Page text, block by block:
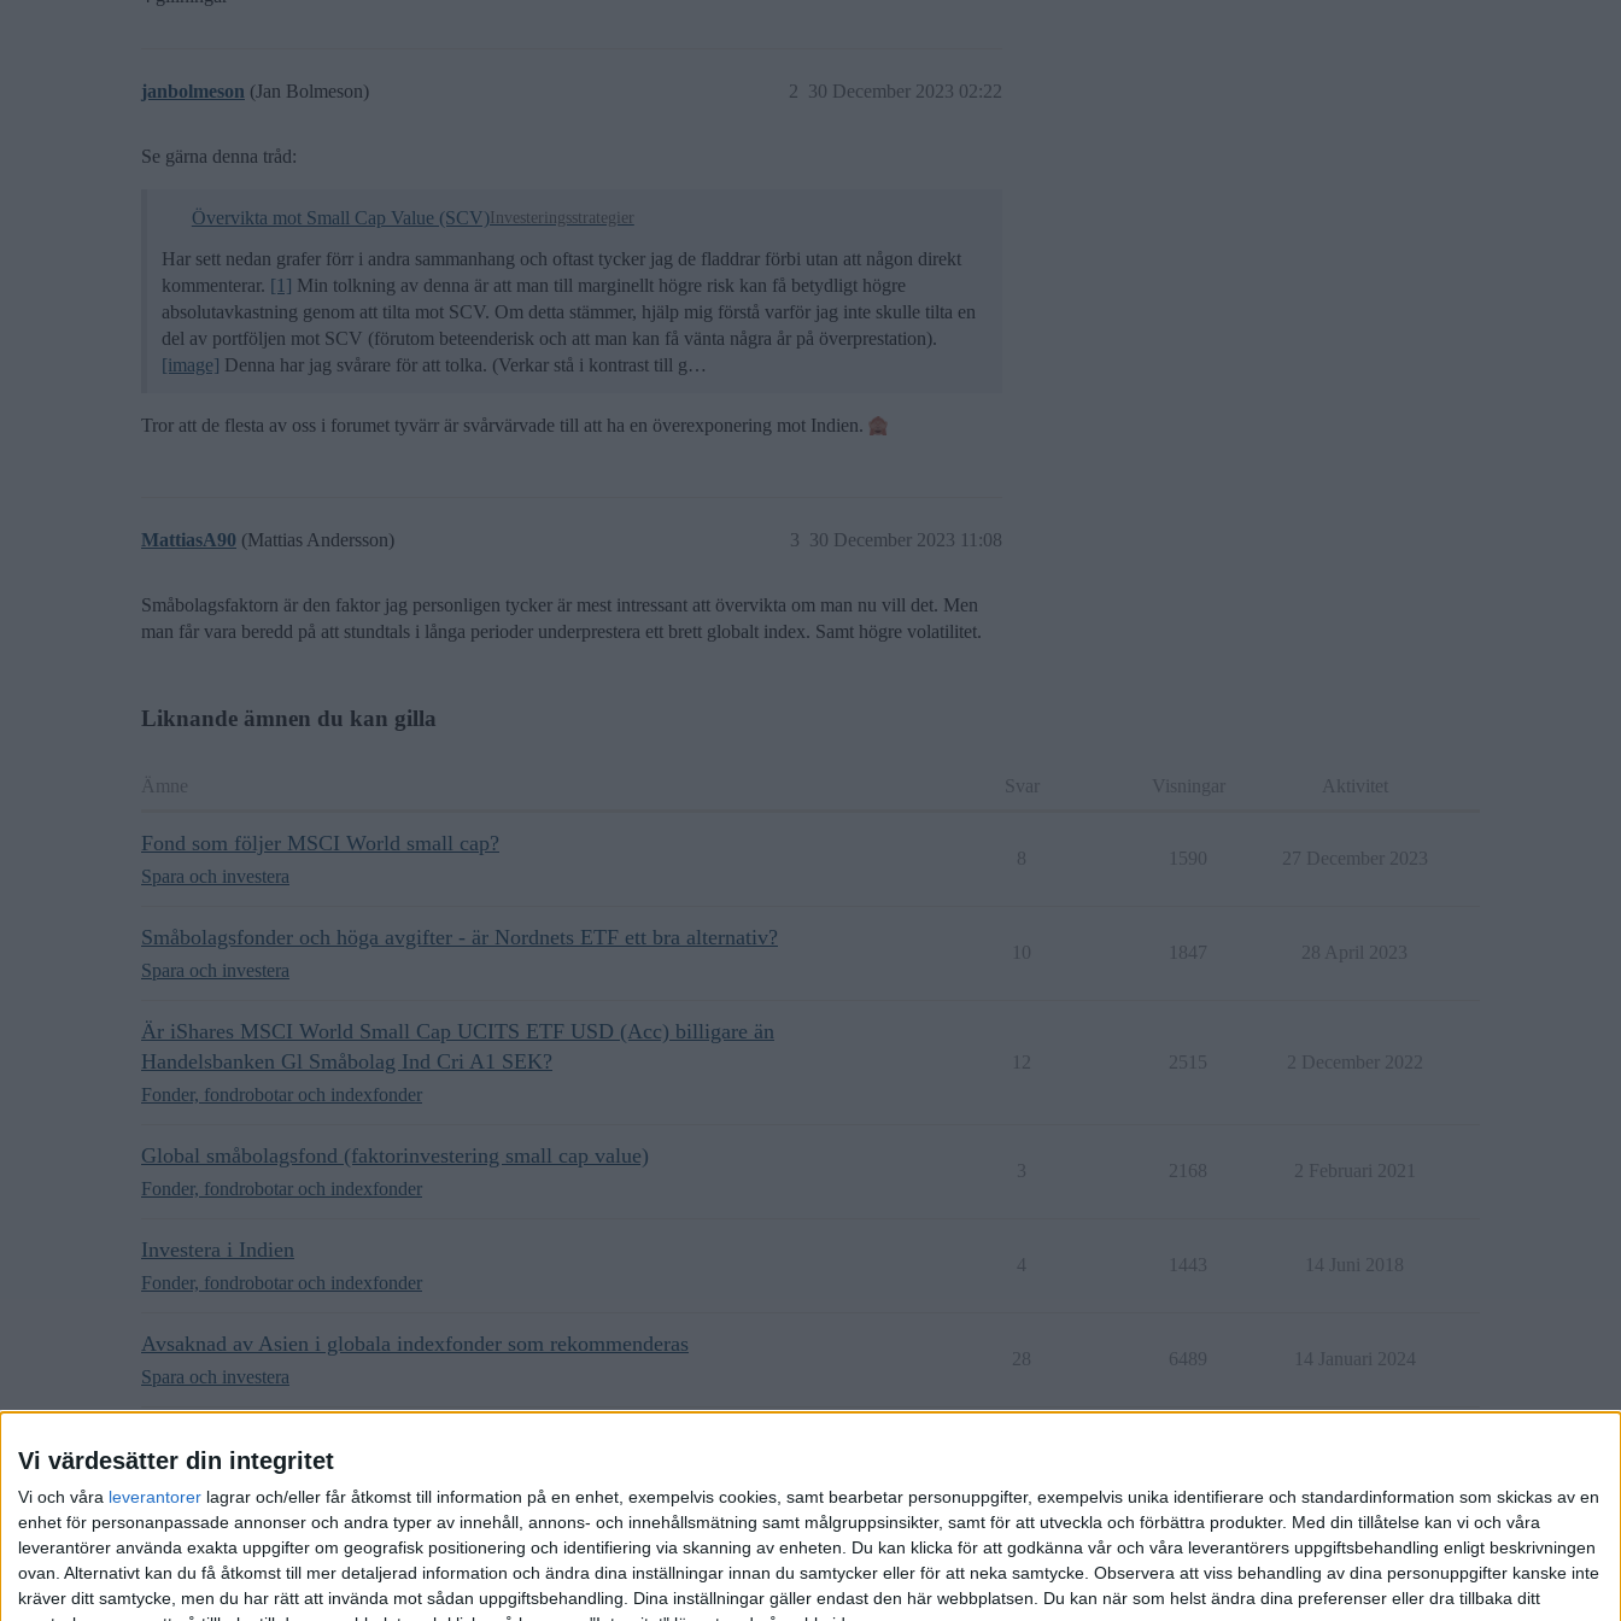
Vi värdesätter din integritet
Vi och våra leverantorer lagrar och/eller får åtkomst till information på en enhet, exempelvis cookies, samt bearbetar personuppgifter, exempelvis unika identifierare och standardinformation som skickas av en
enhet för personanpassade annonser och andra typer av innehåll, annons- och innehållsmätning samt målgruppsinsikter, samt för att utveckla och förbättra produkter. Med din tillåtelse kan vi och våra
leverantörer använda exakta uppgifter om geografisk positionering och identifiering via skanning av enheten. Du kan klicka för att godkänna vår och våra leverantörers uppgiftsbehandling enligt beskrivningen
ovan. Alternativt kan du få åtkomst till mer detaljerad information och ändra dina inställningar innan du samtycker eller för att neka samtycke. Observera att viss behandling av dina personuppgifter kanske inte
kräver ditt samtycke, men du har rätt att invända mot sådan uppgiftsbehandling. Dina inställningar gäller endast den här webbplatsen. Du kan när som helst ändra dina preferenser eller dra tillbaka ditt
janbolmeson (Jan Bolmeson) 30 December 2023 02:22
2
Se gärna denna tråd:
Övervikta mot Small Cap Value (SCV)Investeringsstrategier
Har sett nedan grafer förr i andra sammanhang och oftast tycker jag de fladdrar förbi utan att någon direkt
kommenterar. [1] Min tolkning av denna är att man till marginellt högre risk kan få betydligt högre
absolutavkastning genom att tilta mot SCV. Om detta stämmer, hjälp mig förstå varför jag inte skulle tilta en
del av portföljen mot SCV (förutom beteenderisk och att man kan få vänta några år på överprestation).
[image] Denna har jag svårare för att tolka. (Verkar stå i kontrast till g…
Tror att de flesta av oss i forumet tyvärr är svårvärvade till att ha en överexponering mot Indien.
MattiasA90 (Mattias Andersson) 30 December 2023 11:08
3
Småbolagsfaktorn är den faktor jag personligen tycker är mest intressant att övervikta om man nu vill det. Men
man får vara beredd på att stundtals i långa perioder underprestera ett brett globalt index. Samt högre volatilitet.
Liknande ämnen du kan gilla
Ämne Svar Visningar Aktivitet
Fond som följer MSCI World small cap?
Spara och investera
8 1590 27 December 2023
Småbolagsfonder och höga avgifter - är Nordnets ETF ett bra alternativ?
Spara och investera
10 1847 28 April 2023
Är iShares MSCI World Small Cap UCITS ETF USD (Acc) billigare än
Handelsbanken Gl Småbolag Ind Cri A1 SEK?
Fonder, fondrobotar och indexfonder
2515 2 December 2022
Global småbolagsfond (faktorinvestering small cap value)
Fonder, fondrobotar och indexfonder
3 2168 2 Februari 2021
Investera i Indien
Fonder, fondrobotar och indexfonder
4 1443 14 Juni 2018
Avsaknad av Asien i globala indexfonder som rekommenderas
Spara och investera
28 6489 14 Januari 2024
Aktier och börsnoteringar